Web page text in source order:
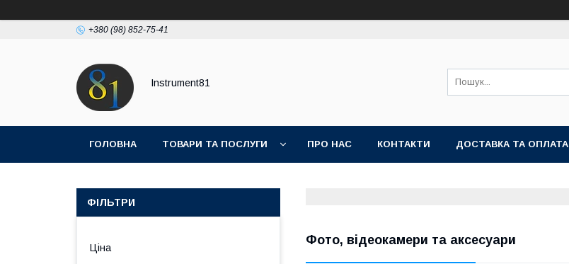
+380 (98) 852-75-41
Instrument81
ГОЛОВНА ТОВАРИ ТА ПОСЛУГИ ПРО НАС КОНТАКТИ ДОСТАВКА ТА ОПЛАТА
Фото, відеокамери та аксесуари
ФІЛЬТРИ
Ціна